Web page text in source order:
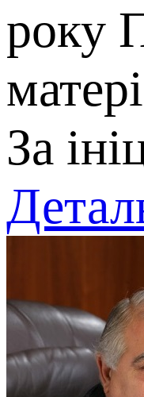
року
За